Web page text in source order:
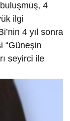
4
ilgi
4 yıl sonra
“Güneşin
seyirci ile